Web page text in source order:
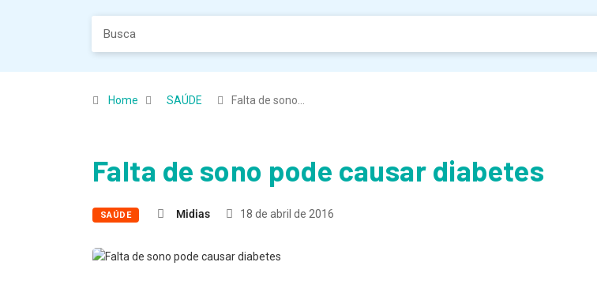
Home SAÚDE Falta de sono…
Falta de sono pode causar diabetes
SAÚDE Midias 18 de abril de 2016